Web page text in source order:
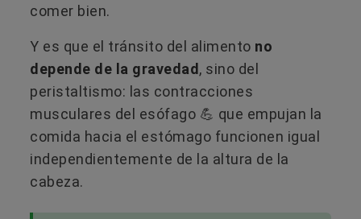
comer bien.
Y es que el tránsito del alimento no
depende de la gravedad, sino del
peristaltismo: las contracciones
musculares del esófago 💪 que empujan la
comida hacia el estómago funcionen igual
independientemente de la altura de la
cabeza.